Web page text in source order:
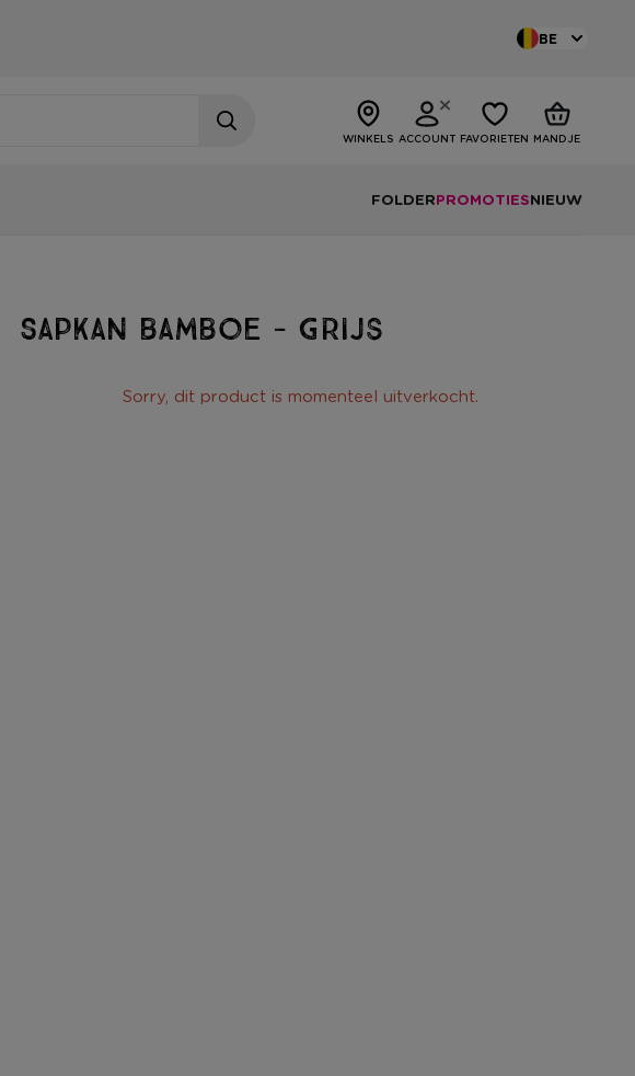
BE
WINKELS ACCOUNT FAVORIETEN MANDJE
FOLDERPROMOTIESNIEUW
Sapkan bamboe - grijs
Sorry, dit product is momenteel uitverkocht.